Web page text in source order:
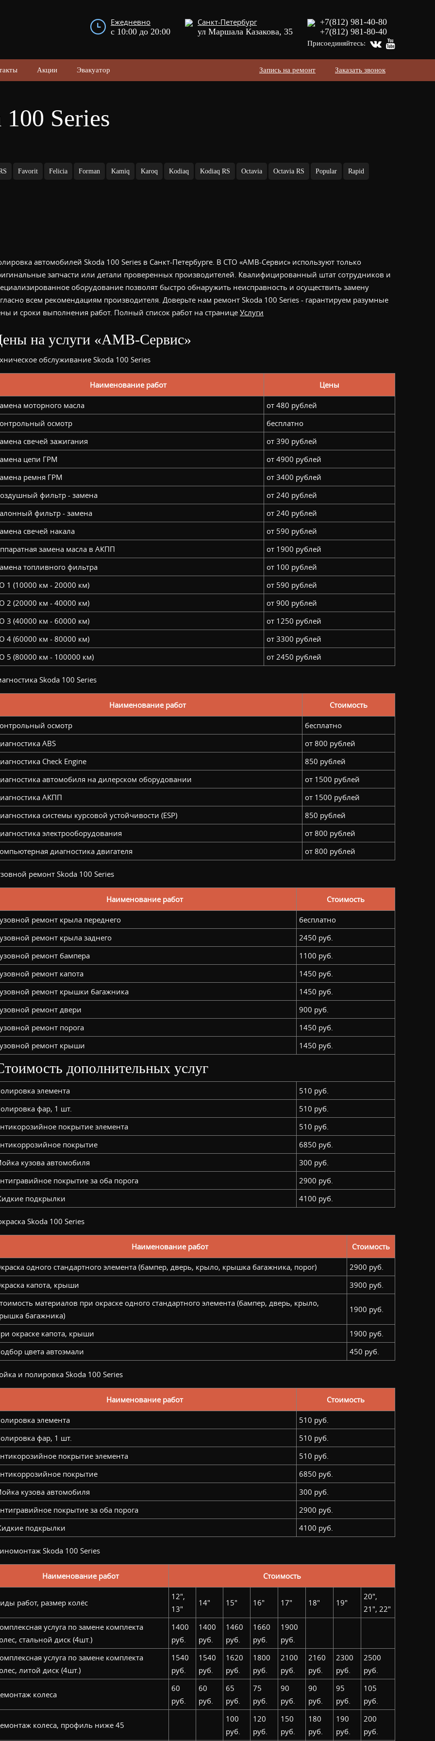
Ежедневно
с 10:00 до 20:00
Санкт-Петербург
ул Маршала Казакова, 35
+7(812) 981-40-80
+7(812) 981-80-40
Присоединяйтесь:
Акции Эвакуатор Заказать звонок
Запись на ремонт
Series
Favorit Felicia Forman Kamiq Karoq Kodiaq Kodiaq RS Octavia Octavia RS Popular Rapid
автомобилей Skoda 100 Series в Санкт-Петербурге. В СТО «АМВ-Сервис» используют только
запчасти или детали проверенных производителей. Квалифицированный штат сотрудников и
оборудование позволят быстро обнаружить неисправность и осуществить замену
всем рекомендациям производителя. Доверьте нам ремонт Skoda 100 Series - гарантируем разумные
и сроки выполнения работ. Полный список работ на страницеУслуги
на услуги «АМВ-Сервис»
обслуживание Skoda 100 Series
Наименование работ Цены
моторного масла
от 480 рублей
осмотр
бесплатно
свечей зажигания
от 390 рублей
цепи ГРМ
от 4900 рублей
ремня ГРМ
от 3400 рублей
фильтр - замена
от 240 рублей
фильтр - замена
от 240 рублей
свечей накала
от 590 рублей
замена масла в АКПП
от 1900 рублей
топливного фильтра
от 100 рублей
1 (10000 км - 20000 км)
от 590 рублей
2 (20000 км - 40000 км)
от 900 рублей
3 (40000 км - 60000 км)
от 1250 рублей
4 (60000 км - 80000 км)
от 3300 рублей
5 (80000 км - 100000 км)
от 2450 рублей
Skoda 100 Series
Наименование работ Стоимость
осмотр
бесплатно
ABS
от 800 рублей
Check Engine
850 рублей
автомобиля на дилерском оборудовании
от 1500 рублей
АКПП
от 1500 рублей
системы курсовой устойчивости (ESP)
850 рублей
электрооборудования
от 800 рублей
диагностика двигателя
от 800 рублей
ремонт Skoda 100 Series
Наименование работ Стоимость
ремонт крыла переднего
бесплатно
ремонт крыла заднего
2450 руб.
ремонт бампера
1100 руб.
ремонт капота
1450 руб.
ремонт крышки багажника
1450 руб.
ремонт двери
900 руб.
ремонт порога
1450 руб.
ремонт крыши
1450 руб.
дополнительных услуг
элемента
510 руб.
фар, 1 шт.
510 руб.
покрытие элемента
510 руб.
покрытие
6850 руб.
кузова автомобиля
300 руб.
покрытие за оба порога
2900 руб.
подкрылки
4100 руб.
Skoda 100 Series
Наименование работ Стоимость
одного стандартного элемента (бампер, дверь, крыло, крышка багажника, порог)
2900 руб.
капота, крыши
3900 руб.
материалов при окраске одного стандартного элемента (бампер, дверь, крыло,
багажника)
1900 руб.
окраске капота, крыши
1900 руб.
цвета автоэмали
450 руб.
и полировка Skoda 100 Series
Наименование работ Стоимость
элемента
510 руб.
фар, 1 шт.
510 руб.
покрытие элемента
510 руб.
покрытие
6850 руб.
кузова автомобиля
300 руб.
покрытие за оба порога
2900 руб.
подкрылки
4100 руб.
Skoda 100 Series
Наименование работ Стоимость
работ, размер колёс
12",
13"
14" 15" 16" 17" 18" 19"
20",
21", 22"
услуга по замене комплекта
стальной диск (4шт.)
1400
руб.
1400
руб.
1460
руб.
1660
руб.
1900
руб.
услуга по замене комплекта
литой диск (4шт.)
1540
руб.
1540
руб.
1620
руб.
1800
руб.
2100
руб.
2160
руб.
2300
руб.
2500
руб.
колеса
60
руб.
60
руб.
65
руб.
75
руб.
90
руб.
90
руб.
95
руб.
105
руб.
колеса, профиль ниже 45
100
руб.
120
руб.
150
руб.
180
руб.
190
руб.
200
руб.